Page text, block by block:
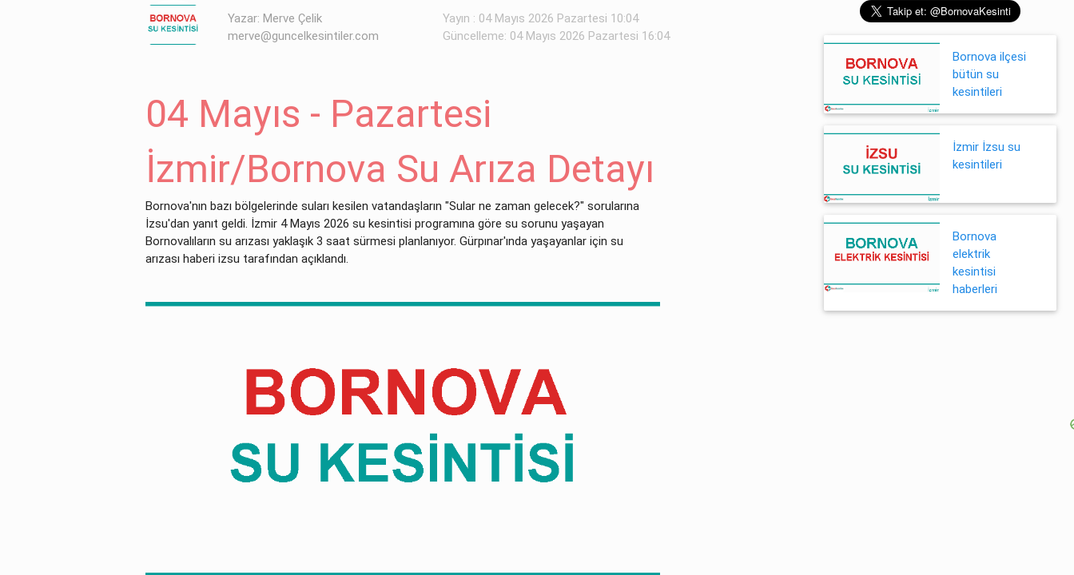
Yazar: Merve Çelik
merve@guncelkesintiler.com
Yayın : 04 Mayıs 2026 Pazartesi 10:04
Güncelleme: 04 Mayıs 2026 Pazartesi 16:04
04 Mayıs - Pazartesi
İzmir/Bornova Su Arıza Detayı
Bornova'nın bazı bölgelerinde suları kesilen vatandaşların "Sular ne zaman gelecek?" sorularına
İzsu'dan yanıt geldi. İzmir 4 Mayıs 2026 su kesintisi programına göre su sorunu yaşayan
Bornovalıların su arızası yaklaşık 3 saat sürmesi planlanıyor. Gürpınar'ında yaşayanlar için su
arızası haberi izsu tarafından açıklandı.
Bornova ilçesi
bütün su
kesintileri
İzmir İzsu su
kesintileri
Bornova
elektrik
kesintisi
haberleri